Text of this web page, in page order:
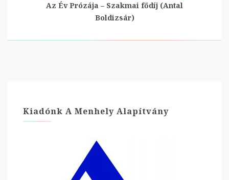
Az Év Prózája – Szakmai fődíj (Antal
Boldizsár)
Kiadónk A Menhely Alapítvány